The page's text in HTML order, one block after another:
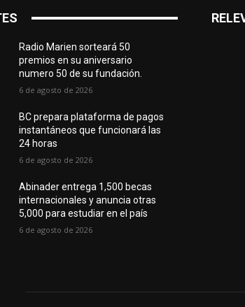
Radio Marien sorteará 50
premios en su aniversario
numero 50 de su fundación.
6 de agosto de 2026
BC prepara plataforma de pagos
instantáneos que funcionará las
24 horas
6 de agosto de 2026
Abinader entrega 1,500 becas
internacionales y anuncia otras
5,000 para estudiar en el país
6 de agosto de 2026